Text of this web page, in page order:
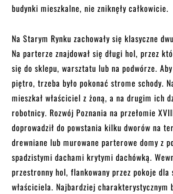
budynki mieszkalne, nie zniknęły całkowicie.
Na Starym Rynku zachowały się klasyczne
Na parterze znajdował się długi hol, przez
się do sklepu, warsztatu lub na podwórze.
piętro, trzeba było pokonać strome schody.
mieszkał właściciel z żoną, a na drugim ich
robotnicy. Rozwój Poznania na przełomie
doprowadził do powstania kilku dworów na
drewniane lub murowane parterowe domy z
spadzistymi dachami krytymi dachówką.
przestronny hol, flankowany przez pokoje dla
właściciela. Najbardziej charakterystycznym